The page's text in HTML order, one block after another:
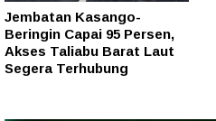
Jembatan Kasango-
Beringin Capai 95 Persen,
Akses Taliabu Barat Laut
Segera Terhubung